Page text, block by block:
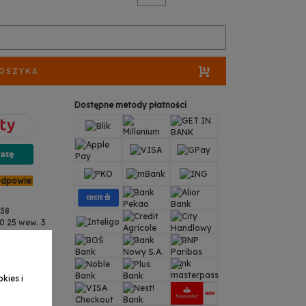
wew. 3
wew. 3
Dostępne metody płatności
i